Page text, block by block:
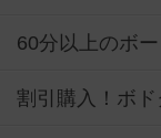
60分以上のボ
割引購入！ボ